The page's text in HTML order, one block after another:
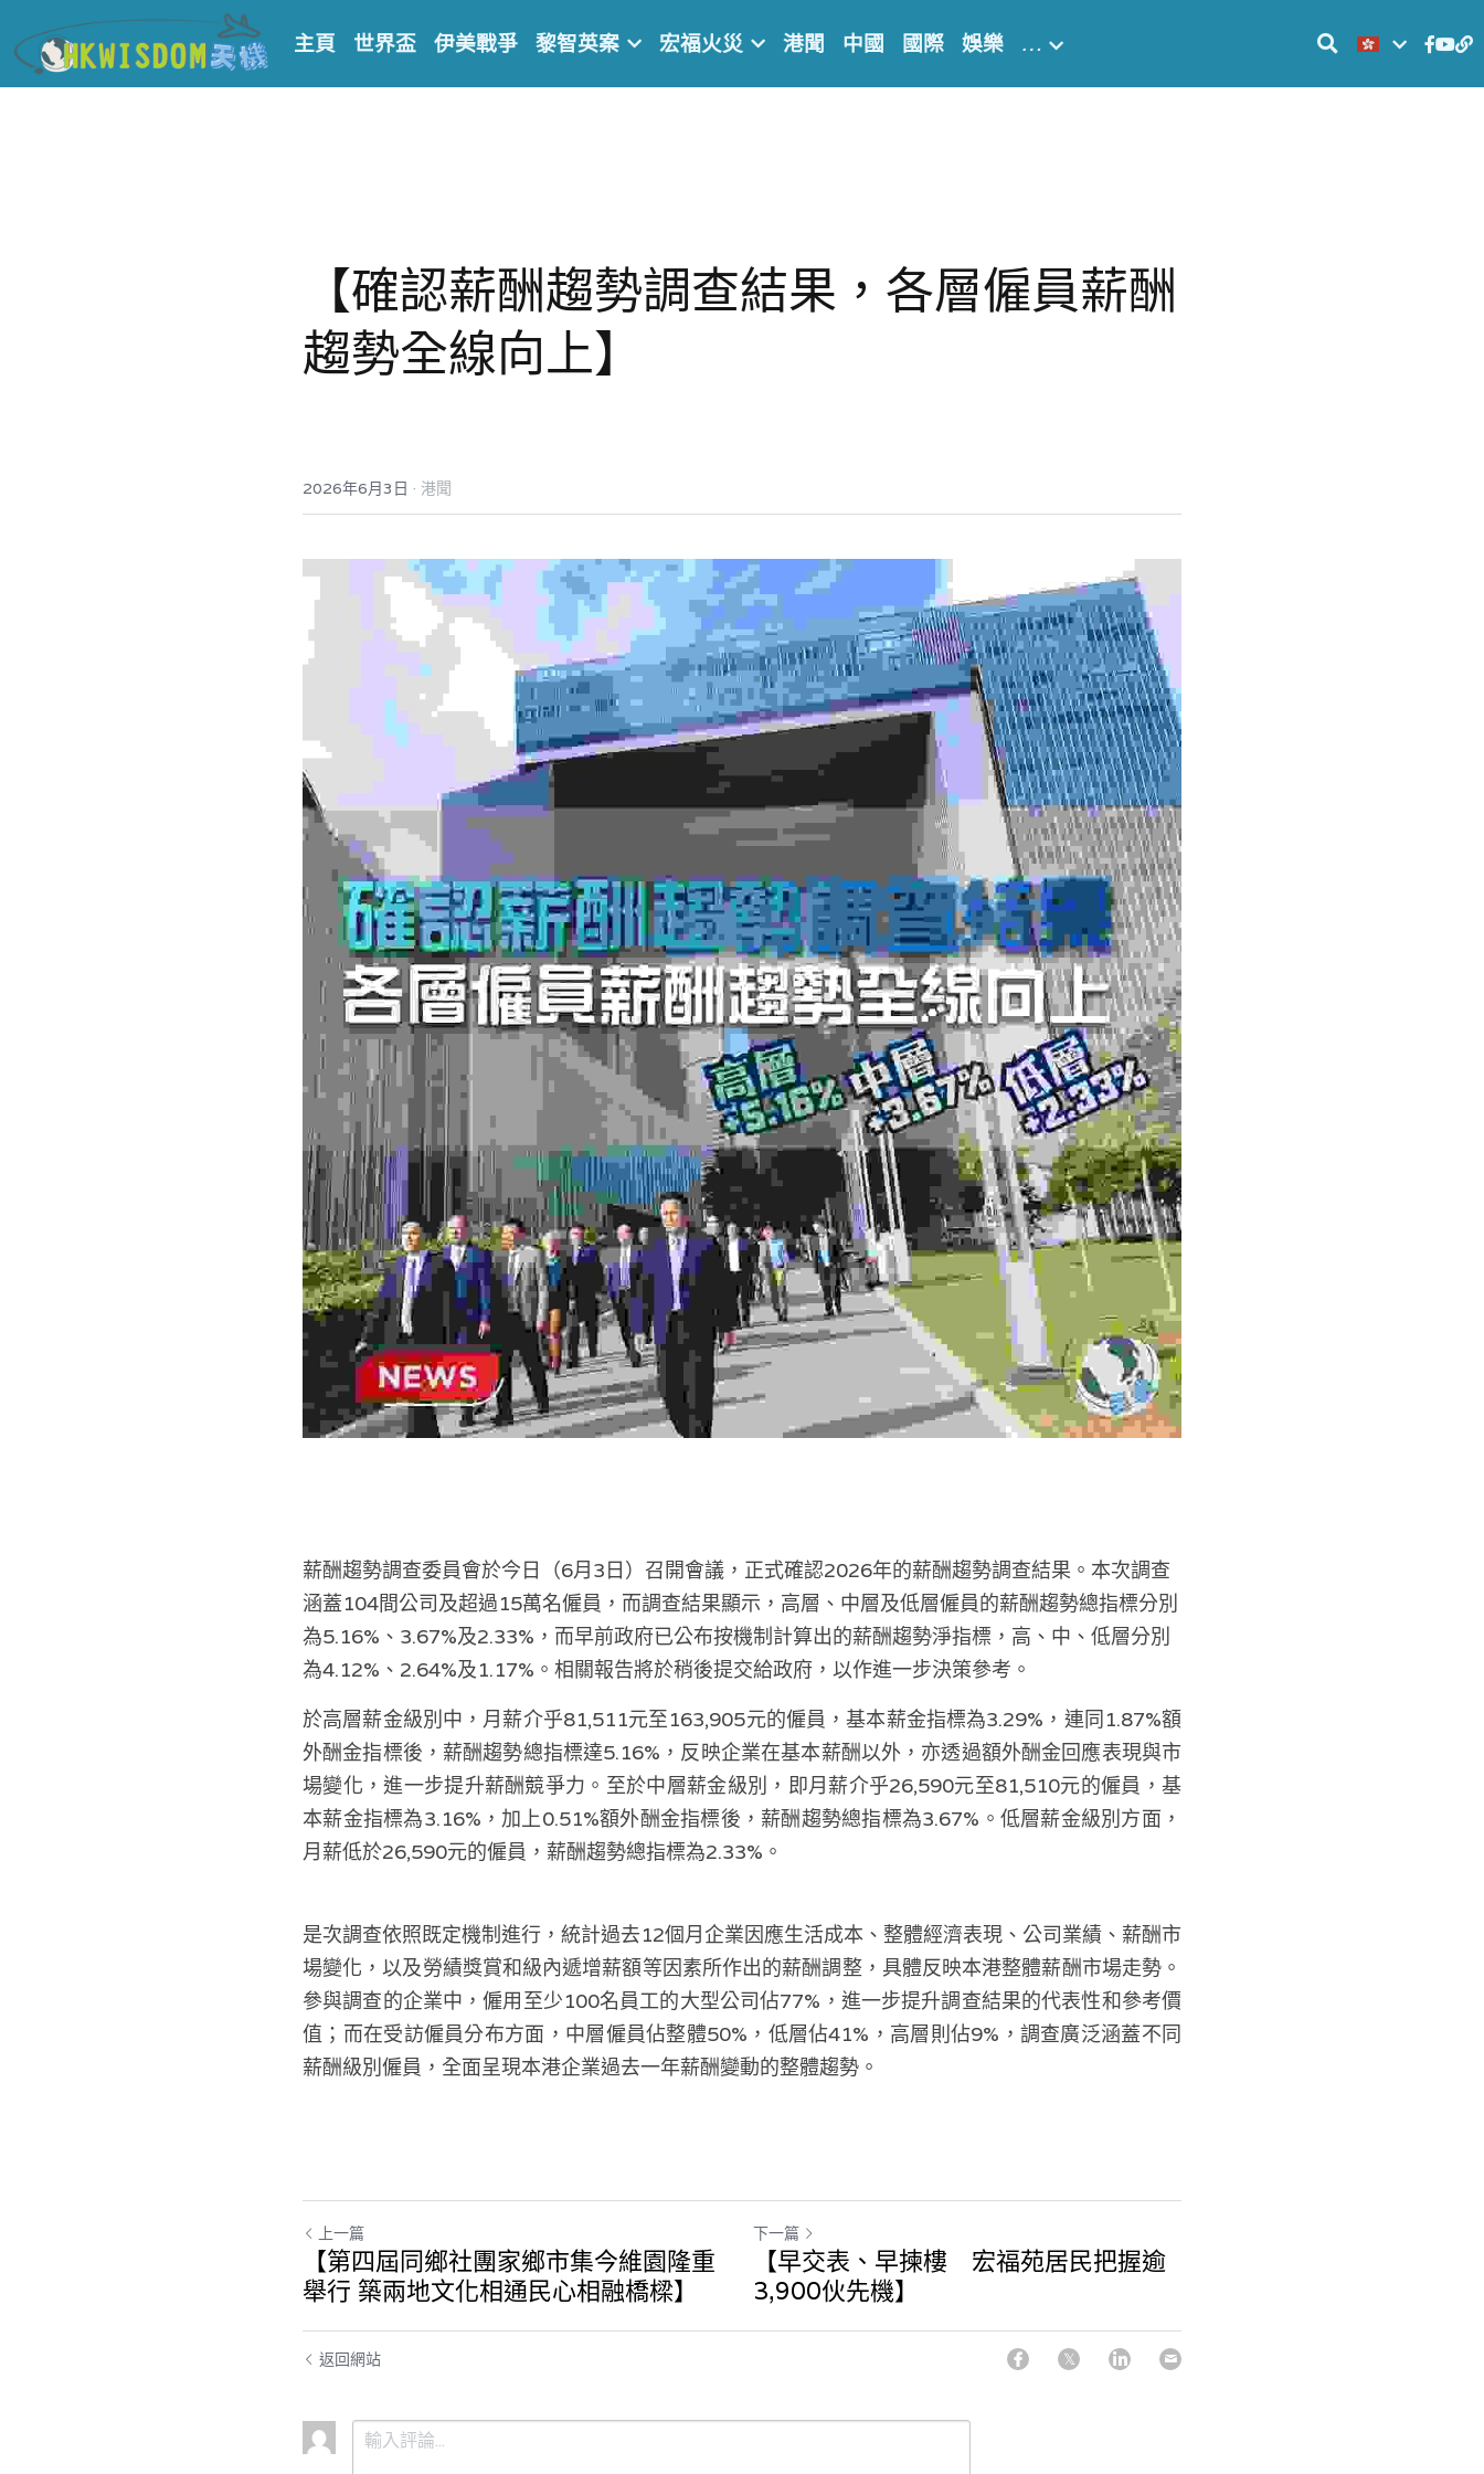
主頁 世界盃 伊美戰爭 黎智英案 宏福火災 港聞 中國 國際 娛樂 …
【確認薪酬趨勢調查結果，各層僱員薪酬
趨勢全線向上】
2026年6月3日 · 港聞
薪酬趨勢調查委員會於今日（6月3日）召開會議，正式確認2026年的薪酬趨勢調查結果。本次調查
涵蓋104間公司及超過15萬名僱員，而調查結果顯示，高層、中層及低層僱員的薪酬趨勢總指標分別
為5.16%、3.67%及2.33%，而早前政府已公布按機制計算出的薪酬趨勢淨指標，高、中、低層分別
為4.12%、2.64%及1.17%。相關報告將於稍後提交給政府，以作進一步決策參考。
於高層薪金級別中，月薪介乎81,511元至163,905元的僱員，基本薪金指標為3.29%，連同1.87%額
外酬金指標後，薪酬趨勢總指標達5.16%，反映企業在基本薪酬以外，亦透過額外酬金回應表現與市
場變化，進一步提升薪酬競爭力。至於中層薪金級別，即月薪介乎26,590元至81,510元的僱員，基
本薪金指標為3.16%，加上0.51%額外酬金指標後，薪酬趨勢總指標為3.67%。低層薪金級別方面，
月薪低於26,590元的僱員，薪酬趨勢總指標為2.33%。
是次調查依照既定機制進行，統計過去12個月企業因應生活成本、整體經濟表現、公司業績、薪酬市
場變化，以及勞績獎賞和級內遞增薪額等因素所作出的薪酬調整，具體反映本港整體薪酬市場走勢。
參與調查的企業中，僱用至少100名員工的大型公司佔77%，進一步提升調查結果的代表性和參考價
值；而在受訪僱員分布方面，中層僱員佔整體50%，低層佔41%，高層則佔9%，調查廣泛涵蓋不同
薪酬級別僱員，全面呈現本港企業過去一年薪酬變動的整體趨勢。
上一篇
【第四屆同鄉社團家鄉市集今維園隆重
舉行 築兩地文化相通民心相融橋樑】
下一篇
【早交表、早揀樓 宏福苑居民把握逾
3,900伙先機】
返回網站